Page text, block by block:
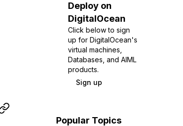
Deploy on
DigitalOcean
Click below to sign
up for DigitalOcean's
virtual machines,
Databases, and AIML
products.
Sign up
Popular Topics